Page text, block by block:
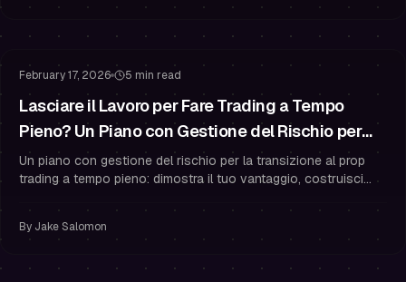
February 17, 2026 5 min read
Lasciare il Lavoro per Fare Trading a Tempo
Pieno? Un Piano con Gestione del Rischio per
Prop Trading e Trader Finanziati
Un piano con gestione del rischio per la transizione al prop
trading a tempo pieno: dimostra il tuo vantaggio, costruisci
conto finanziato.
By Jake Salomon